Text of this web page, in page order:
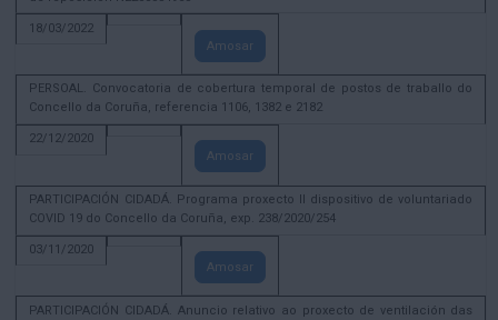
18/03/2022
Amosar
PERSOAL. Convocatoria de cobertura temporal de postos de traballo do
Concello da Coruña, referencia 1106, 1382 e 2182
22/12/2020
Amosar
PARTICIPACIÓN CIDADÁ. Programa proxecto II dispositivo de voluntariado
COVID 19 do Concello da Coruña, exp. 238/2020/254
03/11/2020
Amosar
PARTICIPACIÓN CIDADÁ. Anuncio relativo ao proxecto de ventilación das